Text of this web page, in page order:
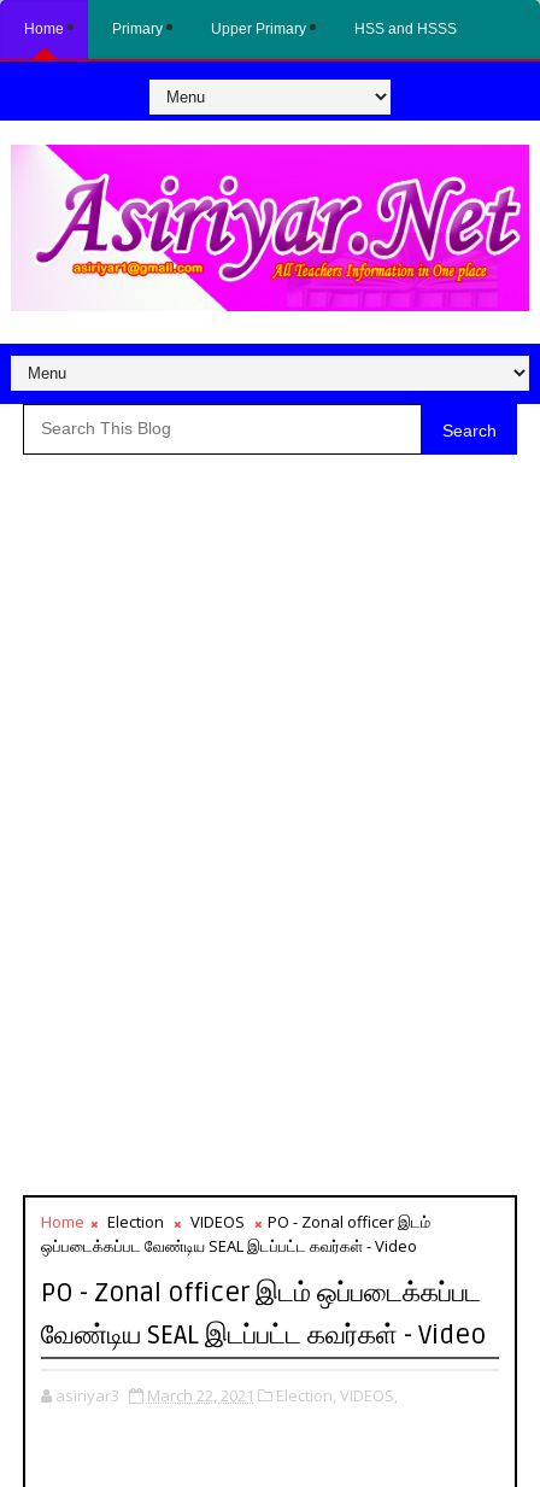
Home Primary Upper Primary HSS and HSSS
Search
Home Election VIDEOS
PO - Zonal officer இடம்
ஒப்படைக்கப்பட வேண்டிய SEAL இடப்பட்ட கவர்கள் - Video
PO - Zonal officer இடம் ஒப்படைக்கப்பட
வேண்டிய SEAL இடப்பட்ட கவர்கள் - Video
asiriyar3 March 22, 2021 Election, VIDEOS,